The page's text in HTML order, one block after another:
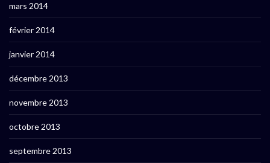
mars 2014
février 2014
janvier 2014
décembre 2013
novembre 2013
octobre 2013
septembre 2013